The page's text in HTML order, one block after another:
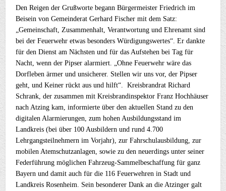
Den Reigen der Grußworte begann Bürgermeister Friedrich im
Beisein von Gemeinderat Gerhard Fischer mit dem Satz:
„Gemeinschaft, Zusammenhalt, Verantwortung und Ehrenamt sind
bei der Feuerwehr etwas besonders Würdigungswertes“. Er dankte
für den Dienst am Nächsten und für das Aufstehen bei Tag für
Nacht, wenn der Pipser alarmiert. „Ohne Feuerwehr wäre das
Dorfleben ärmer und unsicherer. Stellen wir uns vor, der Pipser
geht, und Keiner rückt aus und hilft“. Kreisbrandrat Richard
Schrank, der zusammen mit Kreisbrandinspektor Franz Hochhäuser
nach Atzing kam, informierte über den aktuellen Stand zu den
digitalen Alarmierungen, zum hohen Ausbildungsstand im
Landkreis (bei über 100 Ausbildern und rund 4.700
Lehrgangsteilnehmern im Vorjahr), zur Fahrschulausbildung, zur
mobilen Atemschutzanlagen, sowie zu den neuerdings unter seiner
Federführung möglichen Fahrzeug-Sammelbeschaffung für ganz
Bayern und damit auch für die 116 Feuerwehren in Stadt und
Landkreis Rosenheim. Sein besonderer Dank an die Atzinger galt